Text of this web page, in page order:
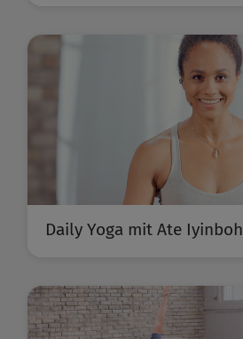
Daily Yoga mit Ate Iyinboh